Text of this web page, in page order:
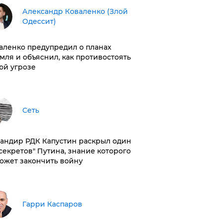
Александр Коваленко (Злой
Одессит)
предупредил о планах
и объяснил, как противостоять
угрозе
Сеть
РДК Капустин раскрыл один
Путина, знание которого
закончить войну
Гарри Каспаров